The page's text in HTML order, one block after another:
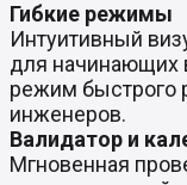
Гибкие режимы
Интуитивный
для начинающих
режим быстрого
инженеров.
Валидатор и
Мгновенная